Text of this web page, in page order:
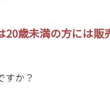
歳未満の方には販
すか？